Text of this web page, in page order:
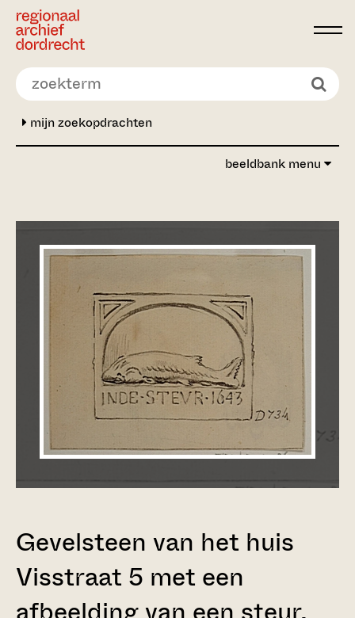
Ga direct naar de inhoud
mijn zoekopdrachten
beeldbank menu
Gevelsteen van het huis
Visstraat 5 met een